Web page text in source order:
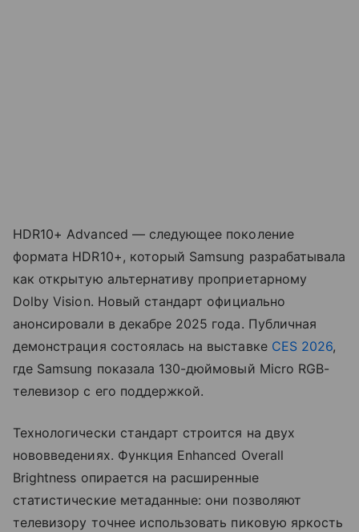
HDR10+ Advanced — следующее поколение
формата HDR10+, который Samsung разрабатывала
как открытую альтернативу проприетарному
Dolby Vision. Новый стандарт официально
анонсировали в декабре 2025 года. Публичная
демонстрация состоялась на выставке CES 2026,
где Samsung показала 130-дюймовый Micro RGB-
телевизор с его поддержкой.
Технологически стандарт строится на двух
нововведениях. Функция Enhanced Overall
Brightness опирается на расширенные
статистические метаданные: они позволяют
телевизору точнее использовать пиковую яркость